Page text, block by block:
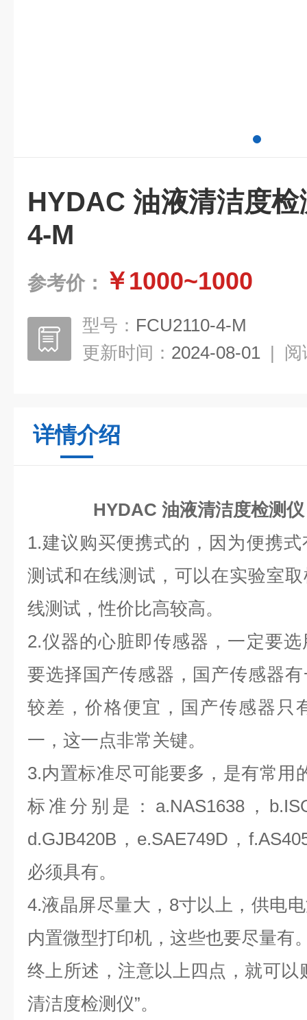
HYDAC 油液清洁度
4-M
参考价： ￥1000~1000
型号： FCU2110-4-M
更新时间： 2024-08-01 | 阅
详情介绍
HYDAC 油液清洁度检测
1.建议购买便携式的，因为便携
测试和在线测试，可以在实验室
线测试，性价比高较高。
2.仪器的心脏即传感器，一定要
要选择国产传感器，国产传感器
较差，价格便宜，国产传感器只
一，这一点非常关键。
3.内置标准尽可能要多，是有常用
标准分别是：a.NAS1638，
d.GJB420B，e.SAE749D，
必须具有。
4.液晶屏尽量大，8寸以上，供电
内置微型打印机，这些也要尽量有
终上所述，注意以上四点，就可以
清洁度检测仪”。